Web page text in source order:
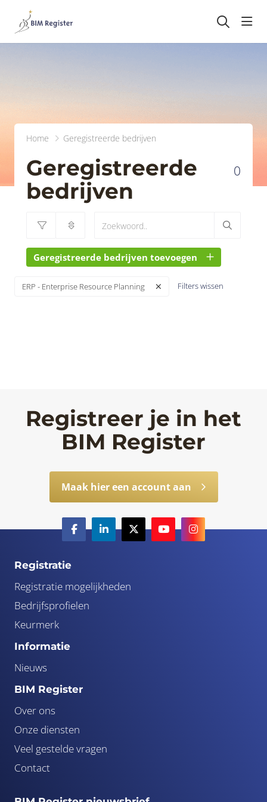
Home Geregistreerde bedrijven
Geregistreerde
bedrijven
0
Geregistreerde bedrijven toevoegen
ERP - Enterprise Resource Planning Filters wissen
Registreer je in het
BIM Register
Maak hier een account aan
Registratie
Registratie mogelijkheden
Bedrijfsprofielen
Keurmerk
Informatie
Nieuws
BIM Register
Over ons
Onze diensten
Veel gestelde vragen
Contact